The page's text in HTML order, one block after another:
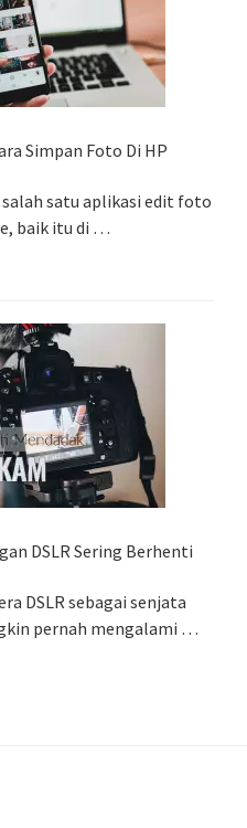
Simpan Foto Di HP
satu aplikasi edit foto
baik itu di …
DSLR Sering Berhenti
DSLR sebagai senjata
pernah mengalami …